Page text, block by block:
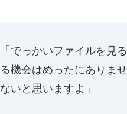
「でっかいファイルを見
る機会はめったにありま
ないと思いますよ」